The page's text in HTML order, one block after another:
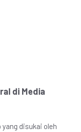
di Media
disukai oleh